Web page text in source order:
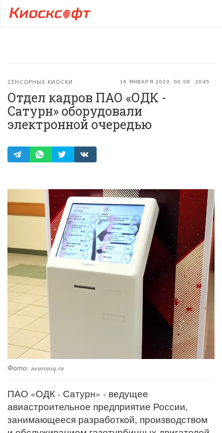
16 ЯНВАРЯ 2020, 00:09 2045
СЕНСОРНЫЕ КИОСКИ
Отдел кадров ПАО «ОДК -
Сатурн» оборудовали
электронной очередью
Фото: neuroniq.ru
ПАО «ОДК - Сатурн» - ведущее
авиастроительное предприятие России,
занимающееся разработкой, производством